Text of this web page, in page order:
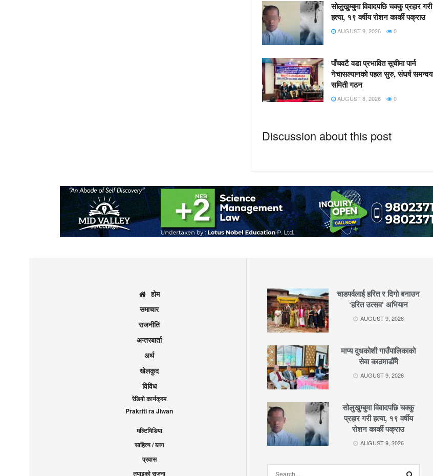
सोलुखुम्बुमा विवादपछि चक्कु प्रहार गरी
हत्या, १९ वर्षीय रोशन कार्की पक्राउ
AUGUST 9, 2026 0
पाँचवटै वडा प्रभावित सूचीमा पार्न
नेचासल्यानको पहल सुरु, संघर्ष समन्वय
समिती गठन
AUGUST 8, 2026 0
Discussion about this post
होम
समाचार
राजनीति
अन्तरबार्ता
अर्थ
खेलकुद
विविध
रेडियो कार्यक्रम
Prakriti ra Jiwan
मल्टिमिडिया
साहित्य / ब्लग
प्रवास
तपाइको सृजना
चाडपर्वलाई हरित र दिगो बनाउन
‘हरित उत्सव’ अभियान
AUGUST 9, 2026
माप्य दुधकोशी गाउँपालिकाको
सेवा काठमाडौँमै
AUGUST 9, 2026
सोलुखुम्बुमा विवादपछि चक्कु
प्रहार गरी हत्या, १९ वर्षीय
रोशन कार्की पक्राउ
AUGUST 9, 2026